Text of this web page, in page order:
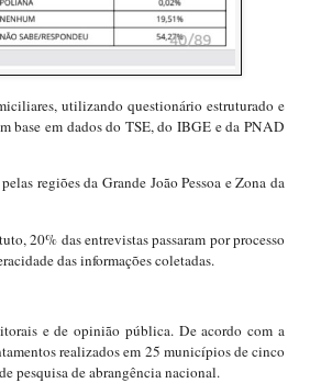
utilizando questionário estruturado e
base em dados do TSE, do IBGE e da PNAD
regiões da Grande João Pessoa e Zona da
20% das entrevistas passaram por processo
das informações coletadas.
e de opinião pública. De acordo com a
realizados em 25 municípios de cinco
pesquisa de abrangência nacional.